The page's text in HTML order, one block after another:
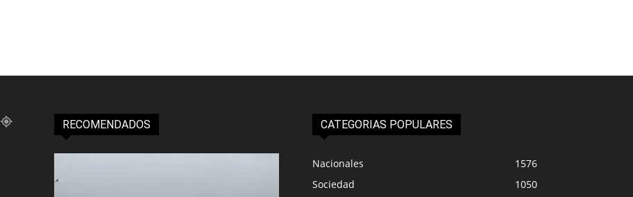
RECOMENDADOS CATEGORIAS POPULARES
Nacionales
1576
Sociedad
1050